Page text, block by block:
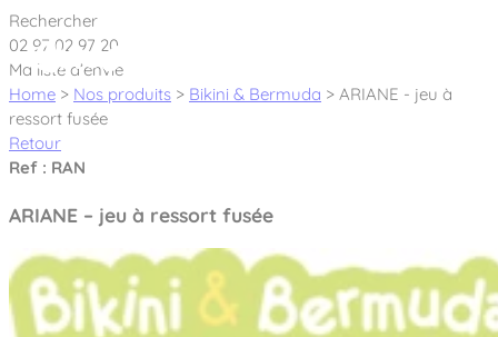
Cookies management panel
Créateur et fabricant d’aires de jeux &
équipements sportifs
Nos dernières actualités
À propos
Rechercher
02 97 02 97 20
Ma liste d’envie
Home > Nos produits > Bikini & Bermuda > ARIANE - jeu à
ressort fusée
Retour
Ref : RAN
ARIANE – jeu à ressort fusée